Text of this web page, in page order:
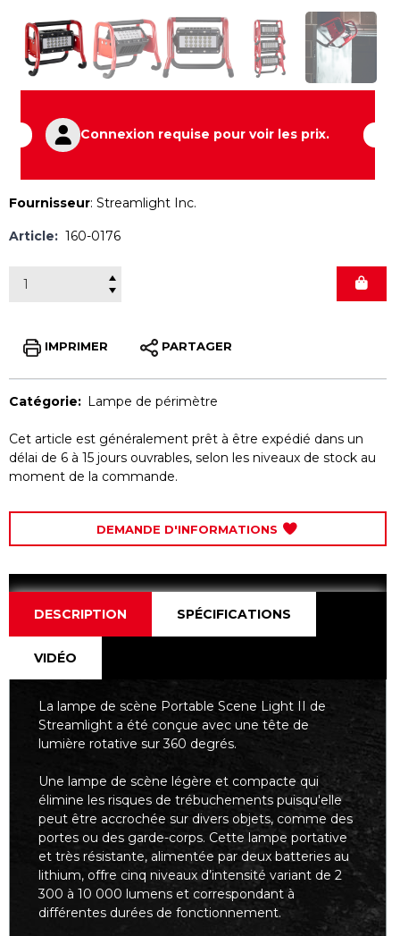
Connexion requise pour voir les prix.
Fournisseur: Streamlight Inc.
Article: 160-0176
IMPRIMER PARTAGER
Catégorie: Lampe de périmètre
Cet article est généralement prêt à être expédié dans un
délai de 6 à 15 jours ouvrables, selon les niveaux de stock au
moment de la commande.
DEMANDE D'INFORMATIONS
DESCRIPTION SPÉCIFICATIONS
VIDÉO
La lampe de scène Portable Scene Light II de
Streamlight a été conçue avec une tête de
lumière rotative sur 360 degrés.
Une lampe de scène légère et compacte qui
élimine les risques de trébuchements puisqu'elle
peut être accrochée sur divers objets, comme des
portes ou des garde-corps. Cette lampe portative
et très résistante, alimentée par deux batteries au
lithium, offre cinq niveaux d’intensité variant de 2
300 à 10 000 lumens et correspondant à
différentes durées de fonctionnement.